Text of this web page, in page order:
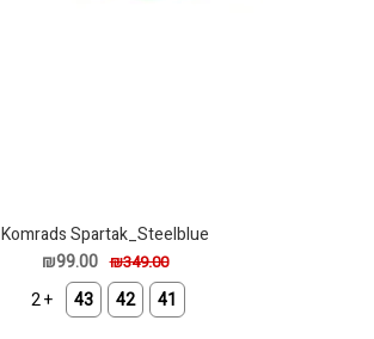
Komrads Spartak_Steelblue
₪349.00
₪99.00
41
42
43
+ 2